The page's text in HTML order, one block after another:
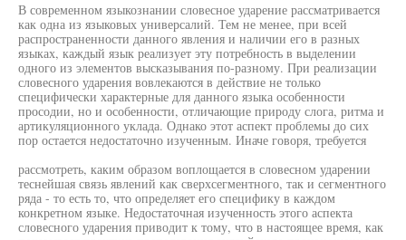
В современном языкознании словесное ударение рассматривается
как одна из языковых универсалий. Тем не менее, при всей
распространенности данного явления и наличии его в разных
языках, каждый язык реализует эту потребность в выделении
одного из элементов высказывания по-разному. При реализации
словесного ударения вовлекаются в действие не только
специфически характерные для данного языка особенности
просодии, но и особенности, отличающие природу слога, ритма и
артикуляционного уклада. Однако этот аспект проблемы до сих
пор остается недостаточно изученным. Иначе говоря, требуется
рассмотреть, каким образом воплощается в словесном ударении
теснейшая связь явлений как сверхсегментного, так и сегментного
ряда - то есть то, что определяет его специфику в каждом
конкретном языке. Недостаточная изученность этого аспекта
словесного ударения приводит к тому, что в настоящее время, как